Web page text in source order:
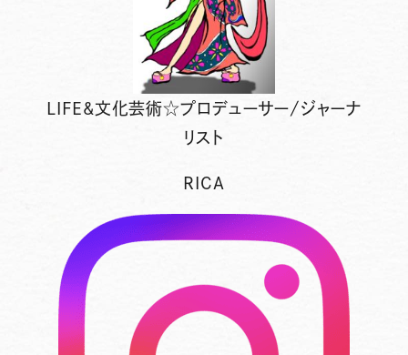
LIFE&文化芸術☆プロデューサー/ジャーナ
リスト
RICA